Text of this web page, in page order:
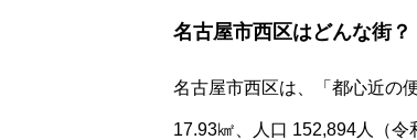
名古屋市西区はどんな街？
名古屋市西区は、「都心近の
17.93㎢、人口 152,894人（令